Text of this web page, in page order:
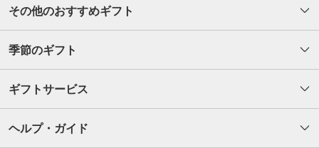
その他のおすすめギフト
季節のギフト
ギフトサービス
ヘルプ・ガイド